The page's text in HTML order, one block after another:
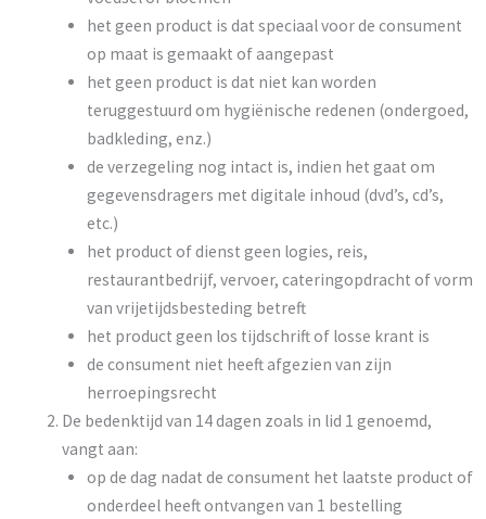
het geen product is dat speciaal voor de consument
op maat is gemaakt of aangepast
het geen product is dat niet kan worden
teruggestuurd om hygiënische redenen (ondergoed,
badkleding, enz.)
de verzegeling nog intact is, indien het gaat om
gegevensdragers met digitale inhoud (dvd’s, cd’s,
etc.)
het product of dienst geen logies, reis,
restaurantbedrijf, vervoer, cateringopdracht of vorm
van vrijetijdsbesteding betreft
het product geen los tijdschrift of losse krant is
de consument niet heeft afgezien van zijn
herroepingsrecht
De bedenktijd van 14 dagen zoals in lid 1 genoemd,
vangt aan:
op de dag nadat de consument het laatste product of
onderdeel heeft ontvangen van 1 bestelling